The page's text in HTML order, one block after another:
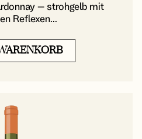
– strohgelb mit
Reflexen...